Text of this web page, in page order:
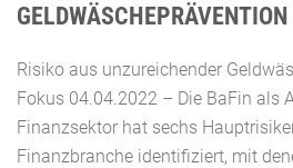
Risiko aus unzureichender
Fokus 04.04.2022 – Die BaFin als
Finanzsektor hat sechs
Finanzbranche identifiziert, mit